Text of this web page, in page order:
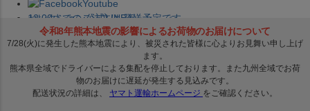
Youtube
セレクション公式LINE@
12:00までのご注文は発送予定です。
在庫品は 1-3営業日内で発送!! ※お取寄せ商品は対象外